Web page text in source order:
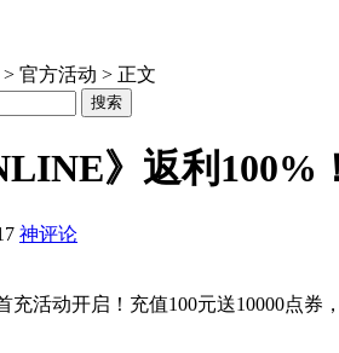
> 官方活动 > 正文
》返利
神评论
充活动开启！充值100元送10000点券